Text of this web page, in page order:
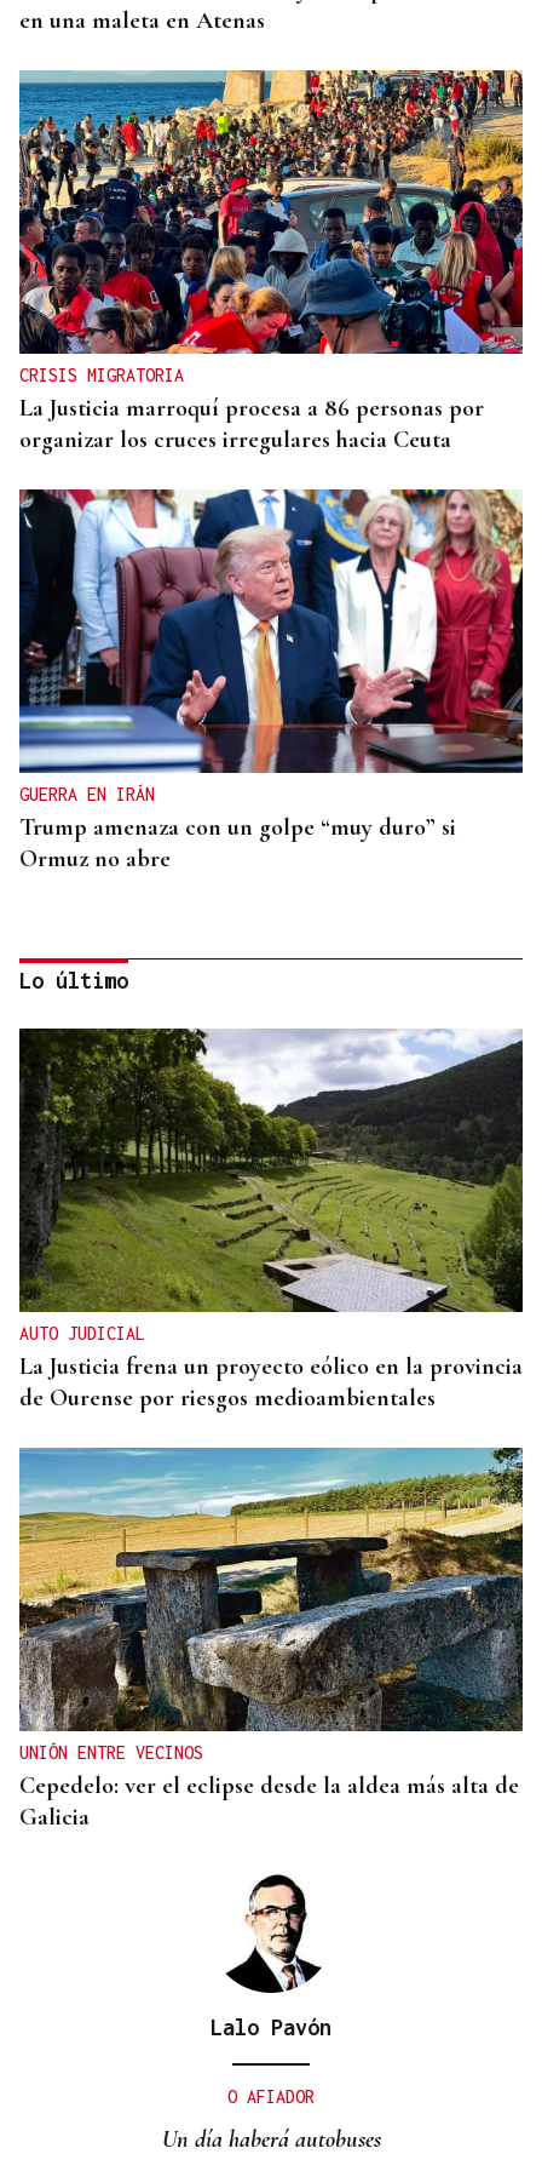
en una maleta en Atenas
CRISIS MIGRATORIA
La Justicia marroquí procesa a 86 personas por
organizar los cruces irregulares hacia Ceuta
GUERRA EN IRÁN
Trump amenaza con un golpe “muy duro” si
Ormuz no abre
REPRESENTANTE DE EEUU EN BRASILIA
EEUU revoca el visado de la embajadora de Brasil
en el Washington
Lo último
AUTO JUDICIAL
La Justicia frena un proyecto eólico en la provincia
de Ourense por riesgos medioambientales
UNIÓN ENTRE VECINOS
Cepedelo: ver el eclipse desde la aldea más alta de
Galicia
Lalo Pavón
O AFIADOR
Un día haberá autobuses